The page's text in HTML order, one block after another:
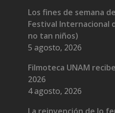
Los fines de semana
Festival Internacional
no tan niños)
5 agosto, 2026
Filmoteca UNAM
2026
4 agosto, 2026